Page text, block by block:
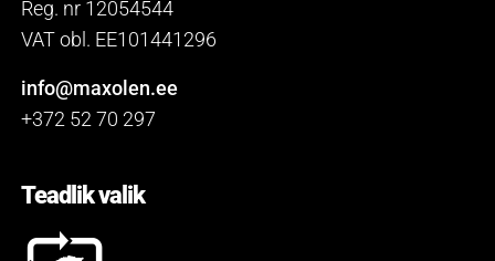
Reg. nr 12054544
VAT obl. EE101441296
info@maxolen.ee
+372 52 70 297
Teadlik valik